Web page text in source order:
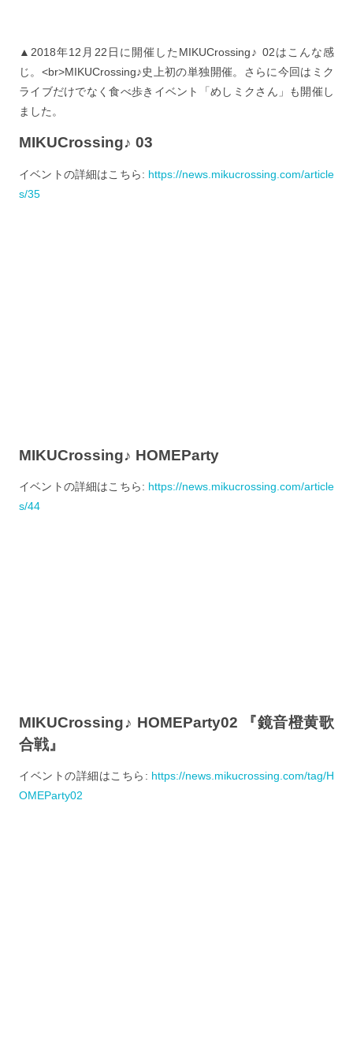
▲2018年12月22日に開催したMIKUCrossing♪ 02はこんな感
じ。<br>MIKUCrossing♪史上初の単独開催。さらに今回はミク
ライブだけでなく食べ歩きイベント「めしミクさん」も開催し
ました。
MIKUCrossing♪ 03
イベントの詳細はこちら: https://news.mikucrossing.com/article
s/35
MIKUCrossing♪ HOMEParty
イベントの詳細はこちら: https://news.mikucrossing.com/article
s/44
MIKUCrossing♪ HOMEParty02 『鏡音橙黄歌
合戦』
イベントの詳細はこちら: https://news.mikucrossing.com/tag/H
OMEParty02